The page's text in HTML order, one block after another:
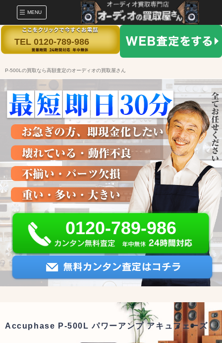
MENU
TEL 0120-789-986
P-500Lの買取なら高額査定のオーディオの買取屋さん
0120-789-986
Accuphase P-500L パワーアンプ アキュフェーズ